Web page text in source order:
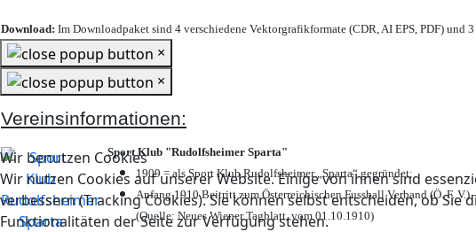
Wir benutzen Cookies
Wir nutzen Cookies auf unserer Website. Einige von ihnen sind
verbessern (Tracking Cookies). Sie können selbst entscheiden, ob
Funktionalitäten der Seite zur Verfügung stehen.
Download: Im Downloadpaket sind 4 verschiedene Vektorgrafikformate (CDR, AI EPS, PDF) und
×
×
Vereinsinformationen:
Sport Klub "Rudolfsheimer Sparta"
1909 = als Sport Klub Rudolfsheimer „Sparta“ gegründet;
Anfang 1910 Beitritt zum Österreichischen Fussball Verband (Ö. F.
(Quelle: Neues Wiener Tagblatt, vom 01.10.1910)